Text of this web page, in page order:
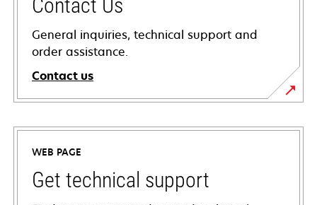
Contact Us
General inquiries, technical support and
order assistance.
Contact us
WEB PAGE
Get technical support